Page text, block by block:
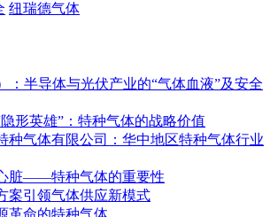
纽瑞德气体
：半导体与光伏产业的“气体血液”及安全
形英雄”：特种气体的战略价值
种气体有限公司：华中地区特种气体行业
脏——特种气体的重要性
案引领气体供应新模式
革命的特种气体